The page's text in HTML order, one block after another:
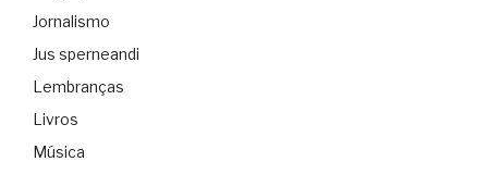
Jornalismo
Jus sperneandi
Lembranças
Livros
Música